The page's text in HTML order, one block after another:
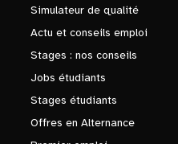
Simulateur de qualité
Actu et conseils emploi
Stages : nos conseils
Jobs étudiants
Stages étudiants
Offres en Alternance